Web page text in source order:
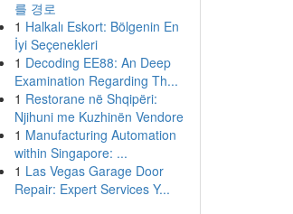
를 경로
1 Halkalı Eskort: Bölgenin En
İyi Seçenekleri
1 Decoding EE88: An Deep
Examination Regarding Th...
1 Restorane në Shqipëri:
Njihuni me Kuzhinën Vendore
1 Manufacturing Automation
within Singapore: ...
1 Las Vegas Garage Door
Repair: Expert Services Y...